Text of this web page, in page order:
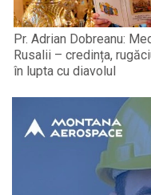
Pr. Adrian Dobreanu:
Rusalii – credința,
în lupta cu diavolul